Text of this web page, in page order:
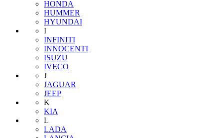
HONDA
HUMMER
HYUNDAI
I
INFINITI
INNOCENTI
ISUZU
IVECO
J
JAGUAR
JEEP
K
KIA
L
LADA